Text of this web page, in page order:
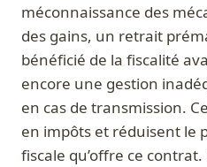
méconnaissance des
des gains, un retrait
bénéficié de la fiscalité
encore une gestion
en cas de transmission.
en impôts et réduisent le
fiscale qu’offre ce